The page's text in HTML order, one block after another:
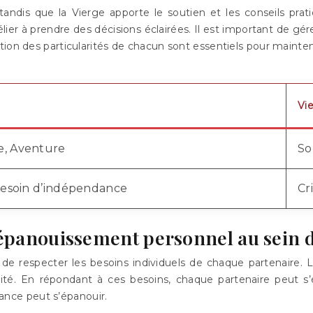
que la Vierge apporte le soutien et les conseils
à prendre des décisions éclairées. Il est important de
des particularités de chacun sont essentiels pour
Aventure
d’indépendance
personnel au sein
respecter les besoins individuels de chaque partenaire.
En répondant à ces besoins, chaque partenaire peut
peut s’épanouir.